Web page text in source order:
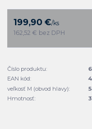
199,90 €/ks
162,52 € bez DPH
Číslo produktu:
EAN kód:
veľkosť M (obvod hlavy):
Hmotnosť: